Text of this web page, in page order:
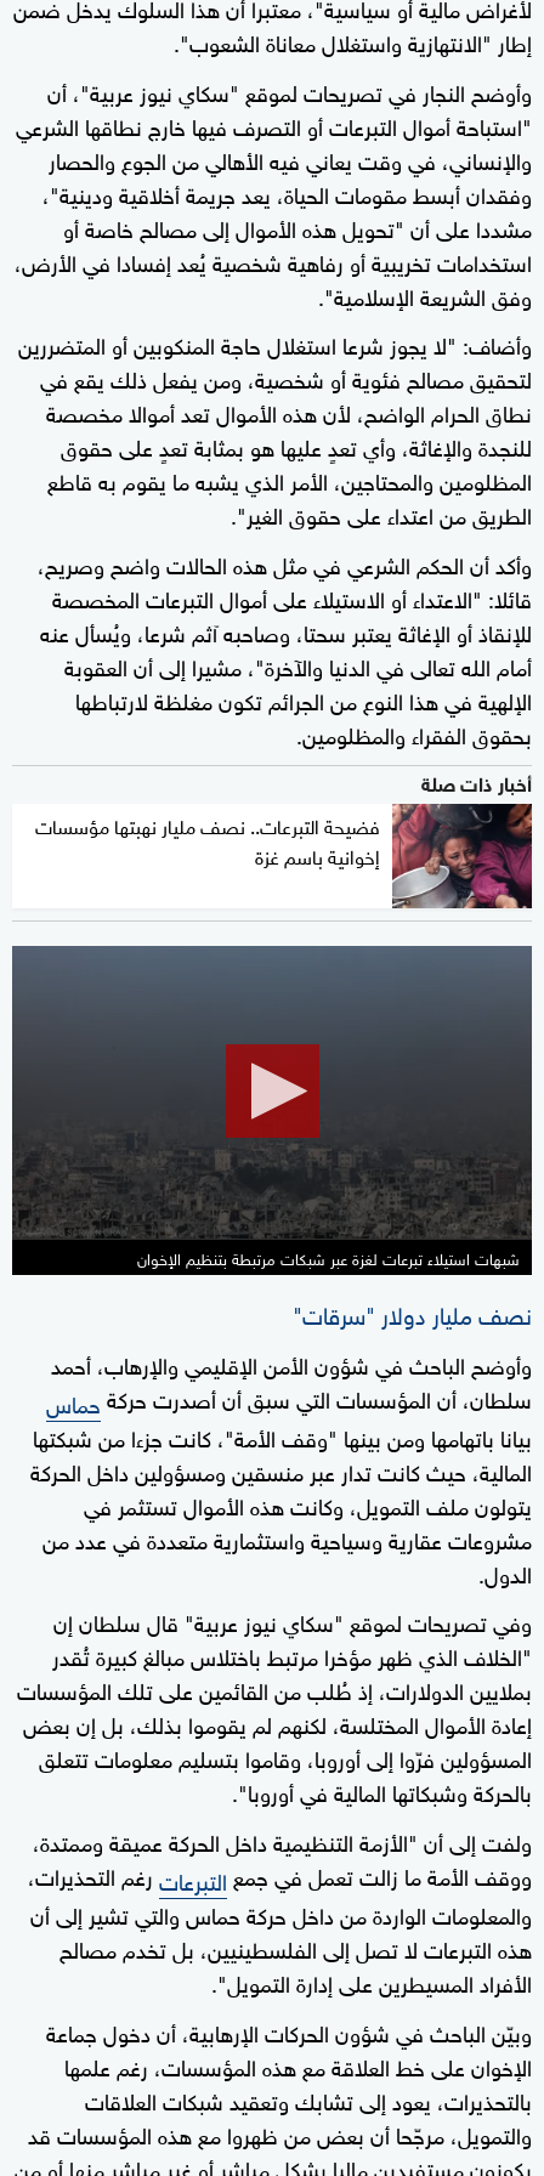
إطار "الانتهازية واستغلال معاناة الشعوب".
وأوضح النجار في تصريحات لموقع "سكاي نيوز عربية"، أن
"استباحة أموال التبرعات أو التصرف فيها خارج نطاقها الشرعي
والإنساني، في وقت يعاني فيه الأهالي من الجوع والحصار
وفقدان أبسط مقومات الحياة، يعد جريمة أخلاقية ودينية"،
مشددا على أن "تحويل هذه الأموال إلى مصالح خاصة أو
استخدامات تخريبية أو رفاهية شخصية يُعد إفسادا في الأرض،
وفق الشريعة الإسلامية".
وأضاف: "لا يجوز شرعا استغلال حاجة المنكوبين أو المتضررين
لتحقيق مصالح فئوية أو شخصية، ومن يفعل ذلك يقع في
نطاق الحرام الواضح، لأن هذه الأموال تعد أموالا مخصصة
للنجدة والإغاثة، وأي تعدٍ عليها هو بمثابة تعدٍ على حقوق
المظلومين والمحتاجين، الأمر الذي يشبه ما يقوم به قاطع
الطريق من اعتداء على حقوق الغير".
وأكد أن الحكم الشرعي في مثل هذه الحالات واضح وصريح،
قائلا: "الاعتداء أو الاستيلاء على أموال التبرعات المخصصة
للإنقاذ أو الإغاثة يعتبر سحتا، وصاحبه آثم شرعا، ويُسأل عنه
أمام الله تعالى في الدنيا والآخرة"، مشيرا إلى أن العقوبة
الإلهية في هذا النوع من الجرائم تكون مغلظة لارتباطها
بحقوق الفقراء والمظلومين.
أخبار ذات صلة
فضيحة التبرعات.. نصف مليار نهبتها مؤسسات
إخوانية باسم غزة
شبهات استيلاء تبرعات لغزة عبر شبكات مرتبطة بتنظيم الإخوان
نصف مليار دولار "سرقات"
وأوضح الباحث في شؤون الأمن الإقليمي والإرهاب، أحمد
سلطان، أن المؤسسات التي سبق أن أصدرت حركةحماس
بيانا باتهامها ومن بينها "وقف الأمة"، كانت جزءا من شبكتها
المالية، حيث كانت تدار عبر منسقين ومسؤولين داخل الحركة
يتولون ملف التمويل، وكانت هذه الأموال تستثمر في
مشروعات عقارية وسياحية واستثمارية متعددة في عدد من
الدول.
وفي تصريحات لموقع "سكاي نيوز عربية" قال سلطان إن
"الخلاف الذي ظهر مؤخرا مرتبط باختلاس مبالغ كبيرة تُقدر
بملايين الدولارات، إذ طُلب من القائمين على تلك المؤسسات
إعادة الأموال المختلسة، لكنهم لم يقوموا بذلك، بل إن بعض
المسؤولين فرّوا إلى أوروبا، وقاموا بتسليم معلومات تتعلق
بالحركة وشبكاتها المالية في أوروبا".
ولفت إلى أن "الأزمة التنظيمية داخل الحركة عميقة وممتدة،
ووقف الأمة ما زالت تعمل في جمع التبرعاترغم التحذيرات،
والمعلومات الواردة من داخل حركة حماس والتي تشير إلى أن
هذه التبرعات لا تصل إلى الفلسطينيين، بل تخدم مصالح
الأفراد المسيطرين على إدارة التمويل".
وبيّن الباحث في شؤون الحركات الإرهابية، أن دخول جماعة
الإخوان على خط العلاقة مع هذه المؤسسات، رغم علمها
بالتحذيرات، يعود إلى تشابك وتعقيد شبكات العلاقات
والتمويل، مرجّحا أن بعض من ظهروا مع هذه المؤسسات قد
يكونون مستفيدين ماليا بشكل مباشر أو غير مباشر منها أو من